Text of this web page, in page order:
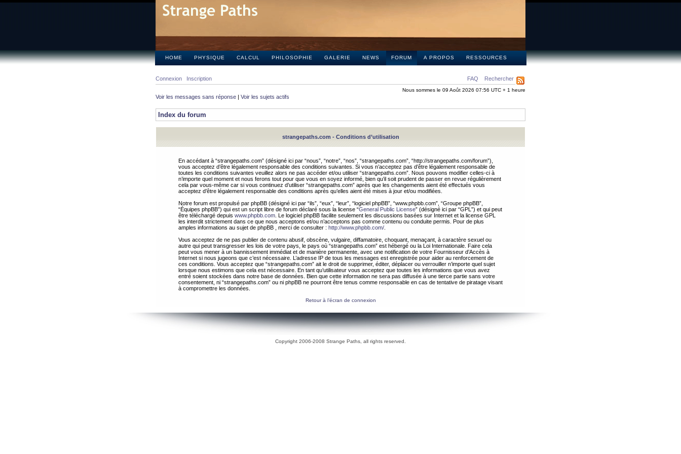
HOME PHYSIQUE CALCUL PHILOSOPHIE GALERIE NEWS FORUM A PROPOS RESSOURCES
FAQ Rechercher
Connexion Inscription
Nous sommes le 09 Août 2026 07:56 UTC + 1 heure
Voir les messages sans réponse | Voir les sujets actifs
Index du forum
strangepaths.com - Conditions d’utilisation
En accédant à “strangepaths.com” (désigné ici par “nous”, “notre”, “nos”, “strangepaths.com”, “http://strangepaths.com/forum”),
vous acceptez d’être légalement responsable des conditions suivantes. Si vous n’acceptez pas d’être légalement responsable de
toutes les conditions suivantes veuillez alors ne pas accéder et/ou utiliser “strangepaths.com”. Nous pouvons modifier celles-ci à
n’importe quel moment et nous ferons tout pour que vous en soyez informé, bien qu’il soit prudent de passer en revue régulièrement
cela par vous-même car si vous continuez d’utiliser “strangepaths.com” après que les changements aient été effectués vous
acceptez d’être légalement responsable des conditions après qu’elles aient été mises à jour et/ou modifiées.
Notre forum est propulsé par phpBB (désigné ici par “ils”, “eux”, “leur”, “logiciel phpBB”, “www.phpbb.com”, “Groupe phpBB”,
“Équipes phpBB”) qui est un script libre de forum déclaré sous la license “General Public License” (désigné ici par “GPL”) et qui peut
être téléchargé depuis www.phpbb.com . Le logiciel phpBB facilite seulement les discussions basées sur Internet et la license GPL
les interdit strictement dans ce que nous acceptons et/ou n’acceptons pas comme contenu ou conduite permis. Pour de plus
amples informations au sujet de phpBB , merci de consulter : http://www.phpbb.com/
Vous acceptez de ne pas publier de contenu abusif, obscène, vulgaire, diffamatoire, choquant, menaçant, à caractère sexuel ou
autre qui peut transgresser les lois de votre pays, le pays où “strangepaths.com” est hébergé ou la Loi Internationale. Faire cela
peut vous mener à un bannissement immédiat et de manière permanente, avec une notification de votre Fournisseur d’Accès à
Internet si nous jugeons que c’est nécessaire. L’adresse IP de tous les messages est enregistrée pour aider au renforcement de
ces conditions. Vous acceptez que “strangepaths.com” ait le droit de supprimer, éditer, déplacer ou verrouiller n’importe quel sujet
lorsque nous estimons que cela est nécessaire. En tant qu’utilisateur vous acceptez que toutes les informations que vous avez
entré soient stockées dans notre base de données. Bien que cette information ne sera pas diffusée à une tierce partie sans votre
consentement, ni “strangepaths.com” ou ni phpBB ne pourront être tenus comme responsable en cas de tentative de piratage visant
à compromettre les données.
Retour à l’écran de connexion
Copyright 2006-2008 Strange Paths, all rights reserved.